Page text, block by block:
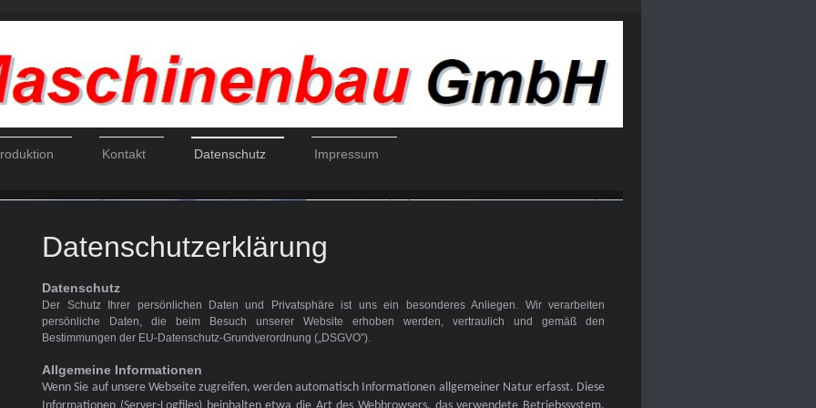
Kontakt Datenschutz Impressum
GmbH
Datenschutzerklärung
Datenschutz
Der Schutz Ihrer persönlichen Daten und Privatsphäre ist uns ein besonderes Anliegen. Wir verarbeiten
persönliche Daten, die beim Besuch unserer Website erhoben werden, vertraulich und gemäß den
Bestimmungen der EU-Datenschutz-Grundverordnung („DSGVO”).
Allgemeine Informationen
Wenn Sie auf unsere Webseite zugreifen, werden automatisch Informationen allgemeiner Natur erfasst. Diese